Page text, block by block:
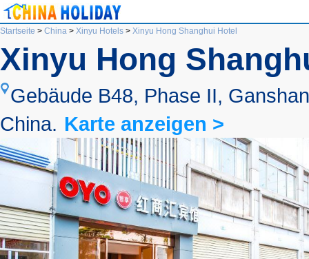
Startseite > China > Xinyu Hotels > Xinyu Hong Shanghui Hotel
Xinyu Hong
Gebäude B48, Phase II,
China. Karte anzeigen >